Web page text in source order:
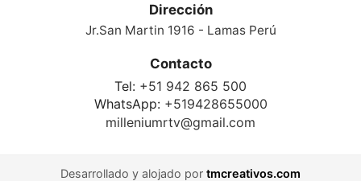
Dirección
Jr.San Martin 1916 - Lamas Perú
Contacto
Tel: +51 942 865 500
WhatsApp: +519428655000
milleniumrtv@gmail.com
Desarrollado y alojado por tmcreativos.com